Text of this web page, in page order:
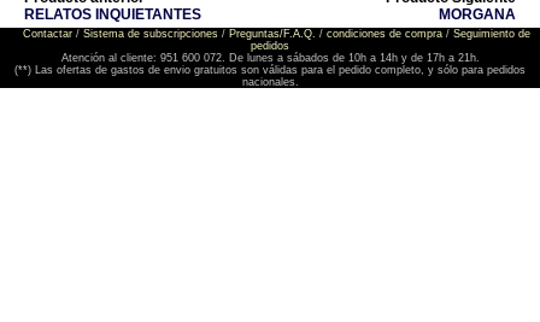
RELATOS INQUIETANTES
MORGANA
Contactar/ Sistema de subscripciones/ Preguntas/F.A.Q. / condiciones de compra/ Seguimiento de
pedidos
Atención al cliente: 951 600 072. De lunes a sábados de 10h a 14h y de 17h a 21h.
(**) Las ofertas de gastos de envio gratuitos son válidas para el pedido completo, y sólo para pedidos
nacionales.